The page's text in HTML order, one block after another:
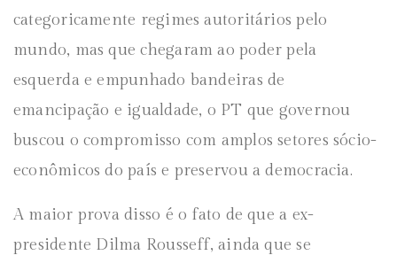
categoricamente regimes autoritários pelo
mundo, mas que chegaram ao poder pela
esquerda e empunhado bandeiras de
emancipação e igualdade, o PT que governou
buscou o compromisso com amplos setores sócio-
econômicos do país e preservou a democracia.
A maior prova disso é o fato de que a ex-
presidente Dilma Rousseff, ainda que se